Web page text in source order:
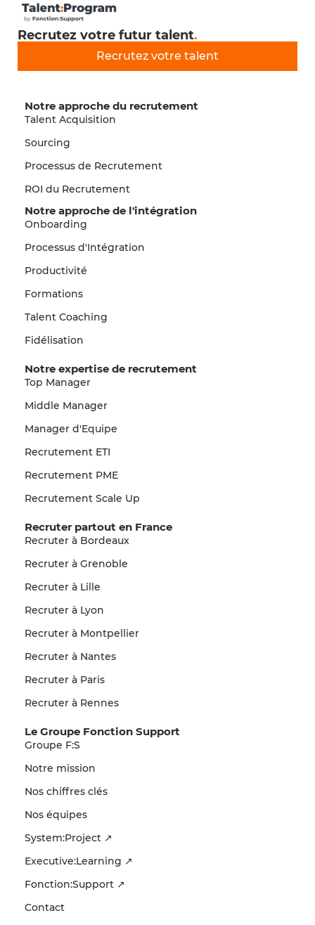
Recrutez votre futur talent.
Recrutez votre talent
Notre approche du recrutement
Talent Acquisition
Sourcing
Processus de Recrutement
ROI du Recrutement
Notre approche de l'intégration
Onboarding
Processus d'Intégration
Productivité
Formations
Talent Coaching
Fidélisation
Notre expertise de recrutement
Top Manager
Middle Manager
Manager d'Equipe
Recrutement ETI
Recrutement PME
Recrutement Scale Up
Recruter partout en France
Recruter à Bordeaux
Recruter à Grenoble
Recruter à Lille
Recruter à Lyon
Recruter à Montpellier
Recruter à Nantes
Recruter à Paris
Recruter à Rennes
Le Groupe Fonction Support
Groupe F:S
Notre mission
Nos chiffres clés
Nos équipes
System:Project ↗
Executive:Learning ↗
Fonction:Support ↗
Contact